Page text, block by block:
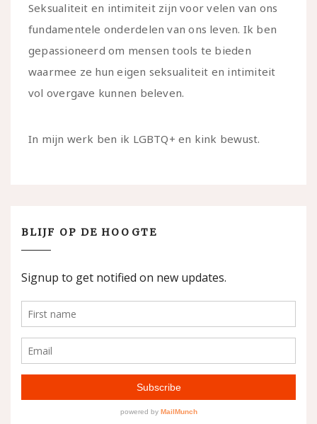
Seksualiteit en intimiteit zijn voor velen van ons
fundamentele onderdelen van ons leven. Ik ben
gepassioneerd om mensen tools te bieden
waarmee ze hun eigen seksualiteit en intimiteit
vol overgave kunnen beleven.
In mijn werk ben ik LGBTQ+ en kink bewust.
BLIJF OP DE HOOGTE